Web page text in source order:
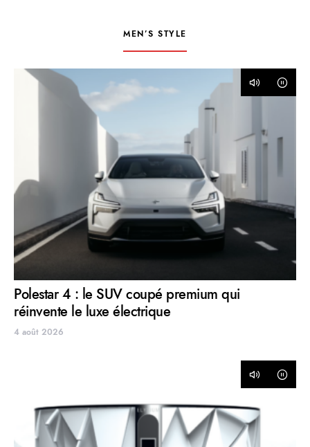
MEN’S STYLE
Polestar 4 : le SUV coupé premium qui
réinvente le luxe électrique
4 août 2026